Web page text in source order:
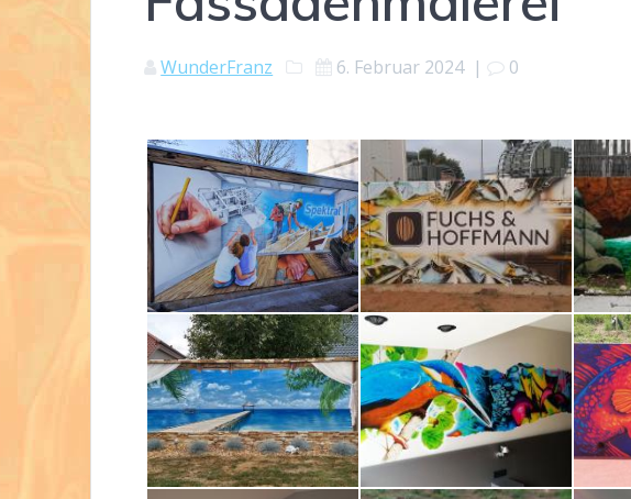
WunderFranz 6. Februar 2024| 0